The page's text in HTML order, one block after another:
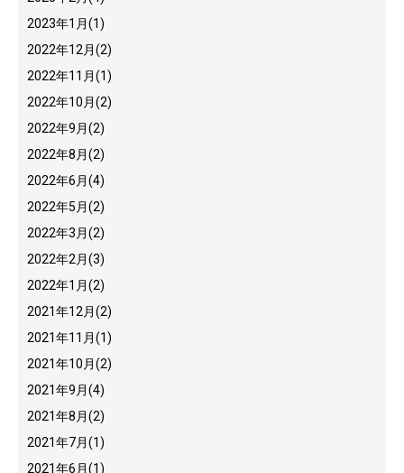
2023年1月(1)
2022年12月(2)
2022年11月(1)
2022年10月(2)
2022年9月(2)
2022年8月(2)
2022年6月(4)
2022年5月(2)
2022年3月(2)
2022年2月(3)
2022年1月(2)
2021年12月(2)
2021年11月(1)
2021年10月(2)
2021年9月(4)
2021年8月(2)
2021年7月(1)
2021年6月(1)